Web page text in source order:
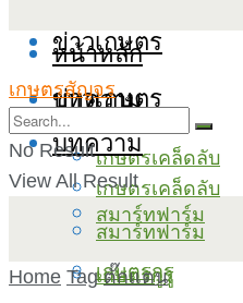
ข่าวเกษตร
บทความ
เกษตรเคล็ดลับ
สมาร์ทฟาร์ม
เกษตรกูรู
หน้าหลัก
ข่าวเกษตร
บทความ
เกษตรเคล็ดลับ
สมาร์ทฟาร์ม
เกษตรกูรู
เกษตรสัญจร
No Result
View All Result
Home Tag ตั๊กแตน